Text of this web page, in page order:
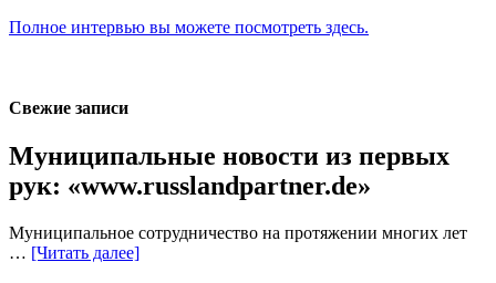
Полное интервью вы можете посмотреть здесь.
Свежие записи
Муниципальные новости из первых
рук: «www.russlandpartner.de»
Муниципальное сотрудничество на протяжении многих лет
… [Читать далее]